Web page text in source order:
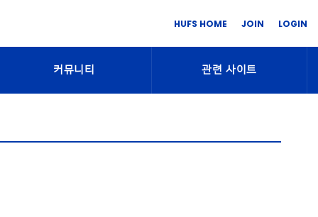
HUFS HOME JOIN LOGIN
커뮤니티 관련 사이트